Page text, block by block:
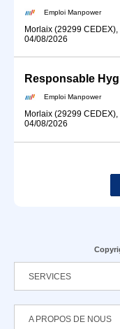
Emploi Manpower
Morlaix (29299
04/08/2026
Emploi Manpower
Morlaix (29299
04/08/2026
SERVICES
A PROPOS DE NOUS